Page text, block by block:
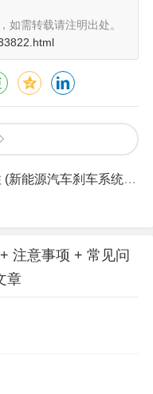
如需转载请注明出处。
统详解及锁住方法) 2024 最全攻略！
注意事项 + 常见问
章